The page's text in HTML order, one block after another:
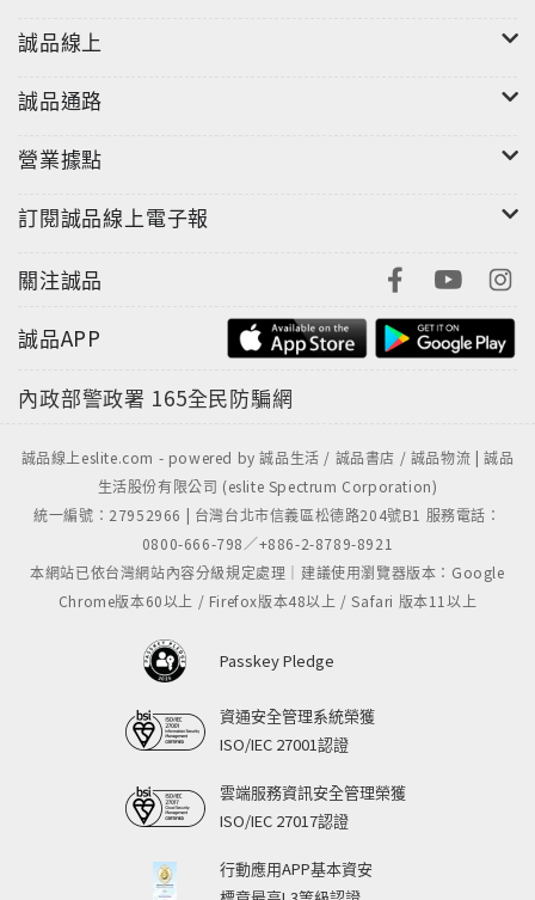
誠品線上
誠品通路
營業據點
訂閱誠品線上電子報
關注誠品
誠品APP
內政部警政署 165全民防騙網
誠品線上eslite.com - powered by 誠品生活 / 誠品書店 / 誠品物流 | 誠品
生活股份有限公司 (eslite Spectrum Corporation)
統一編號：27952966 | 台灣台北市信義區松德路204號B1 服務電話：
0800-666-798／+886-2-8789-8921
本網站已依台灣網站內容分級規定處理｜建議使用瀏覽器版本：Google
Chrome版本60以上 / Firefox版本48以上 / Safari 版本11以上
Passkey Pledge
資通安全管理系統榮獲
ISO/IEC 27001認證
雲端服務資訊安全管理榮獲
ISO/IEC 27017認證
行動應用APP基本資安